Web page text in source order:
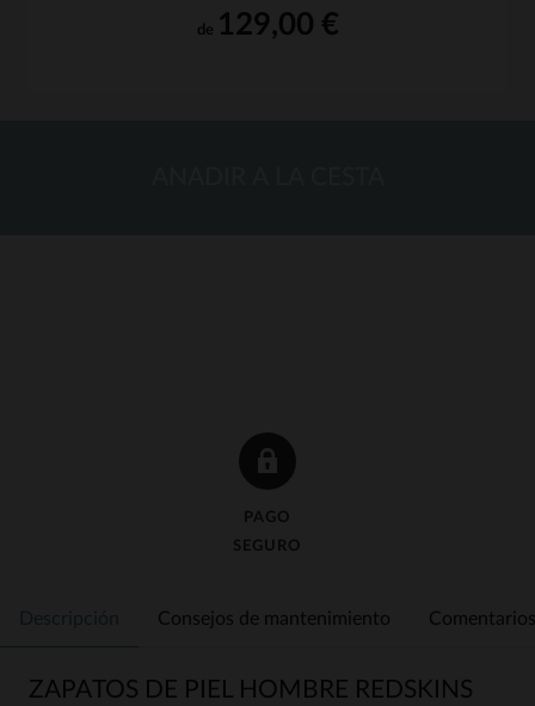
de 129,00 €
PAGO
SEGURO
Descripción Consejos de mantenimiento
ZAPATOS DE PIEL HOMBRE REDSKINS